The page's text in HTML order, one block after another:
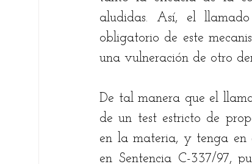
aludidas. Así, el
obligatorio de este
una vulneración de otro
De tal manera que el
de un test estricto de
en la materia, y tenga en
en Sentencia C-337/97,